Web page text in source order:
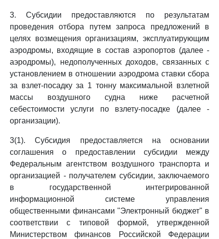
3. Субсидии предоставляются по результатам
проведения отбора путем запроса предложений в
целях возмещения организациям, эксплуатирующим
аэродромы, входящие в состав аэропортов (далее -
аэродромы), недополученных доходов, связанных с
установлением в отношении аэродрома ставки сбора
за взлет-посадку за 1 тонну максимальной взлетной
массы воздушного судна ниже расчетной
себестоимости услуги по взлету-посадке (далее -
организации).
3(1). Субсидия предоставляется на основании
соглашения о предоставлении субсидии между
Федеральным агентством воздушного транспорта и
организацией - получателем субсидии, заключаемого
в государственной интегрированной
информационной системе управления
общественными финансами "Электронный бюджет" в
соответствии с типовой формой, утвержденной
Министерством финансов Российской Федерации